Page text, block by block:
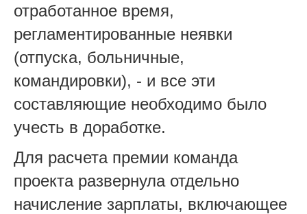
отработанное время,
регламентированные неявки
(отпуска, больничные,
командировки), - и все эти
составляющие необходимо было
учесть в доработке.
Для расчета премии команда
проекта развернула отдельно
начисление зарплаты, включающее